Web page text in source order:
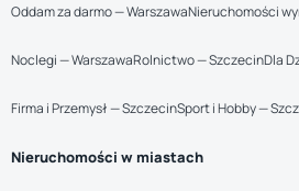
Oddam za darmo — WarszawaNieruchomości
Noclegi — WarszawaRolnictwo — SzczecinDla
Firma i Przemysł — SzczecinSport i Hobby —
Nieruchomości w miastach